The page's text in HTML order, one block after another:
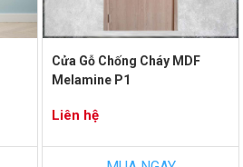
Cửa Gỗ Chống Cháy MDF
Melamine P1
Liên hệ